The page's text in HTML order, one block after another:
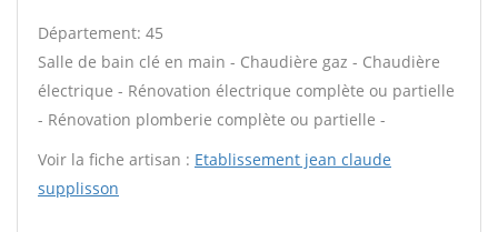
Département: 45
Salle de bain clé en main - Chaudière gaz - Chaudière
électrique - Rénovation électrique complète ou partielle
- Rénovation plomberie complète ou partielle -
Voir la fiche artisan : Etablissement jean claude
supplisson